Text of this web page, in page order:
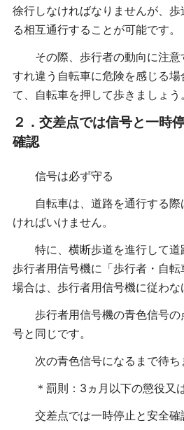
徐行しなければなりませんが、
る相互通行することが可能です。
その際、歩行者の動向に注意
すれ違う自転車に危険を感じる場
て、自転車を押して歩きましょう。
２．交差点では信号と一時
確認
信号は必ず守る
自転車は、道路を通行する
ければいけません。
特に、横断歩道を進行して道
歩行者用信号機に「歩行者・自
場合は、歩行者用信号機に従わな
歩行者用信号機の青色信号
号と同じです。
次の青色信号になるまで待ち
＊罰則：3ヵ月以下の懲役又
交差点では一時停止と安全確